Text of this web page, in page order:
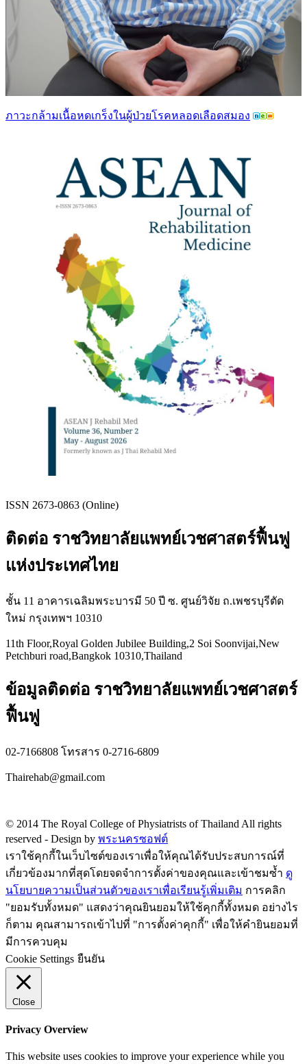
ภาวะกล้ามเนื้อหดเกร็งในผู้ป่วยโรคหลอดเลือดสมอง
ISSN 2673-0863 (Online)
ติดต่อ ราชวิทยาลัยแพทย์เวชศาสตร์ฟื้นฟู
แห่งประเทศไทย
ชั้น 11 อาคารเฉลิมพระบารมี 50 ปี ซ. ศูนย์วิจัย ถ.เพชรบุรีตัด
ใหม่ กรุงเทพฯ 10310
11th Floor,Royal Golden Jubilee Building,2 Soi Soonvijai,New
Petchburi road,Bangkok 10310,Thailand
ข้อมูลติดต่อ ราชวิทยาลัยแพทย์เวชศาสตร์
ฟื้นฟู
02-7166808 โทรสาร 0-2716-6809
Thairehab@gmail.com
© 2014 The Royal College of Physiatrists of Thailand All rights
reserved - Design by พระนครซอฟต์
เราใช้คุกกี้ในเว็บไซต์ของเราเพื่อให้คุณได้รับประสบการณ์ที่
เกี่ยวข้องมากที่สุดโดยจดจำการตั้งค่าของคุณและเข้าชมซ้ำ ดู
นโยบายความเป็นส่วนตัวของเราเพื่อเรียนรู้เพิ่มเติม การคลิก
"ยอมรับทั้งหมด" แสดงว่าคุณยินยอมให้ใช้คุกกี้ทั้งหมด อย่างไร
ก็ตาม คุณสามารถเข้าไปที่ "การตั้งค่าคุกกี้" เพื่อให้คำยินยอมที่
มีการควบคุม
Cookie Settings ยืนยัน
Close
Privacy Overview
This website uses cookies to improve your experience while you